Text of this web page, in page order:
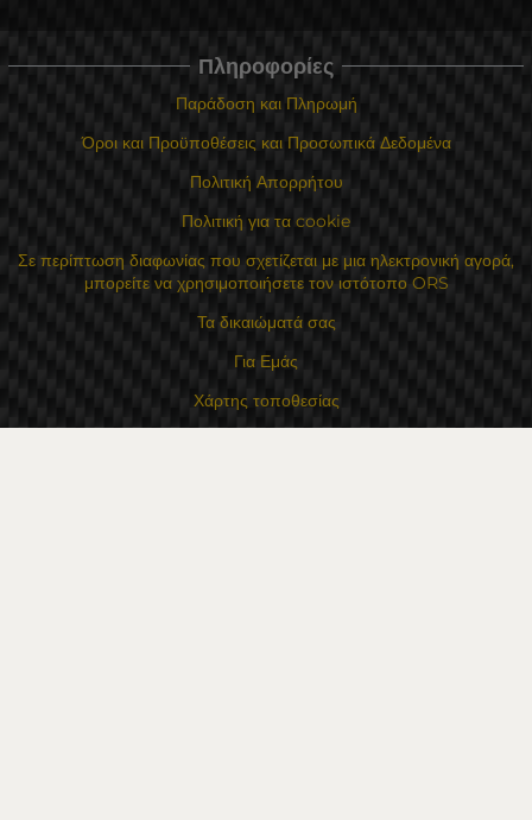
Πληροφορίες
Παράδοση και Πληρωμή
Όροι και Προϋποθέσεις και Προσωπικά Δεδομένα
Πολιτική Απορρήτου
Πολιτική για τα cookie
Σε περίπτωση διαφωνίας που σχετίζεται με μια ηλεκτρονική αγορά,
μπορείτε να χρησιμοποιήσετε τον ιστότοπο ORS
Τα δικαιώματά σας
Για Εμάς
Χάρτης τοποθεσίας